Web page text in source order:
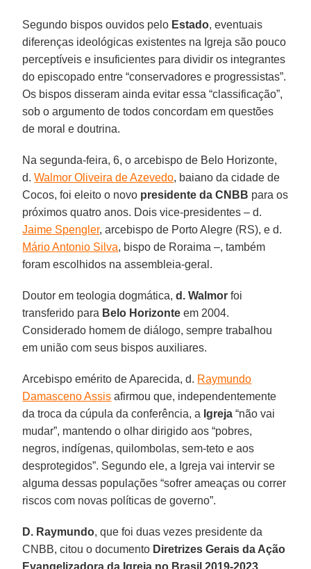
Segundo bispos ouvidos pelo Estado, eventuais
diferenças ideológicas existentes na Igreja são pouco
perceptíveis e insuficientes para dividir os integrantes
do episcopado entre “conservadores e progressistas”.
Os bispos disseram ainda evitar essa “classificação”,
sob o argumento de todos concordam em questões
de moral e doutrina.
Na segunda-feira, 6, o arcebispo de Belo Horizonte,
d.Walmor Oliveira de Azevedo, baiano da cidade de
Cocos, foi eleito o novo presidente da CNBB para os
próximos quatro anos. Dois vice-presidentes – d.
Jaime Spengler, arcebispo de Porto Alegre (RS), e d.
Mário Antonio Silva, bispo de Roraima –, também
foram escolhidos na assembleia-geral.
Doutor em teologia dogmática,d. Walmor foi
transferido para Belo Horizonte em 2004.
Considerado homem de diálogo, sempre trabalhou
em união com seus bispos auxiliares.
Arcebispo emérito de Aparecida, d. Raymundo
Damasceno Assis afirmou que, independentemente
da troca da cúpula da conferência, a Igreja “não vai
mudar”, mantendo o olhar dirigido aos “pobres,
negros, indígenas, quilombolas, sem-teto e aos
desprotegidos”. Segundo ele, a Igreja vai intervir se
alguma dessas populações “sofrer ameaças ou correr
riscos com novas políticas de governo”.
D. Raymundo, que foi duas vezes presidente da
CNBB, citou o documento Diretrizes Gerais da Ação
Evangelizadora da Igreja no Brasil 2019-2023